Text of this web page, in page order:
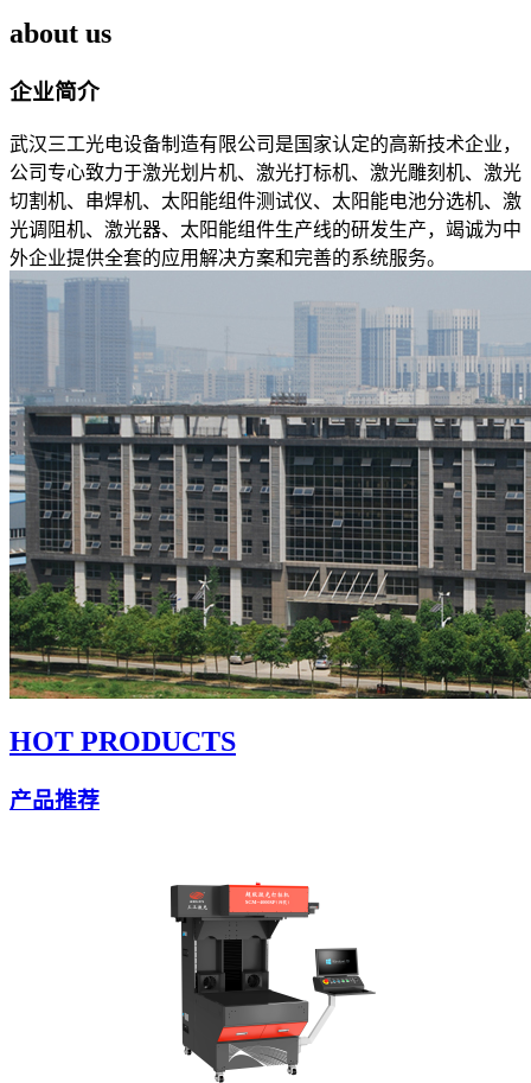
about us
企业简介
武汉三工光电设备制造有限公司是国家认定的高新技术企业，
公司专心致力于激光划片机、激光打标机、激光雕刻机、激光
切割机、串焊机、太阳能组件测试仪、太阳能电池分选机、激
光调阻机、激光器、太阳能组件生产线的研发生产，竭诚为中
外企业提供全套的应用解决方案和完善的系统服务。
HOT PRODUCTS
产品推荐